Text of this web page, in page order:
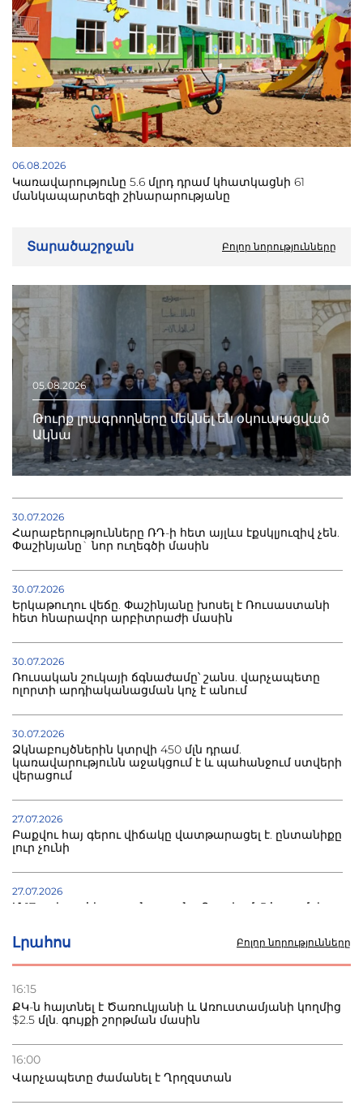
Լրահոս Բոլոր նորությունները
16:15
ՔԿ-ն հայտնել է Ծառուկյանի և Առուստամյանի կողմից
$2.5 մլն. գույքի շորթման մասին
16:00
Վարչապետը ժամանել է Ղրղզստան
06.08.2026
Կառավարությունը 5.6 մլրդ դրամ կհատկացնի 61
մանկապարտեզի շինարարությանը
Տարածաշրջան Բոլոր նորությունները
05.08.2026
Թուրք լրագրողները մեկնել են օկուպացված
Ակնա
30.07.2026
Հարաբերությունները ՌԴ-ի հետ այլևս էքսկլյուզիվ չեն.
Փաշինյանը` նոր ուղեգծի մասին
30.07.2026
Երկաթուղու վեճը. Փաշինյանը խոսել է Ռուսաստանի
հետ հնարավոր արբիտրաժի մասին
30.07.2026
Ռուսական շուկայի ճգնաժամը՝ շանս. վարչապետը
ոլորտի արդիականացման կոչ է անում
30.07.2026
Ձկնաբույծներին կտրվի 450 մլն դրամ.
կառավարությունն աջակցում է և պահանջում ստվերի
վերացում
27.07.2026
Բաքվու հայ գերու վիճակը վատթարացել է. ընտանիքը
լուր չունի
27.07.2026
Մ-17 աշխարհի առաջնությունը Բաքվում. 5 հայ ըմբիշ
22.07.2026
տուժածներ կան
բնակվել Ռուսաստանում